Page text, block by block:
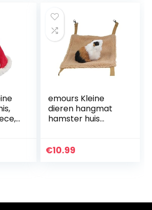
chinchilla,
eekhoorns, egel.
emours Kleine
dieren hangmat
hamster huis
voor muizen
€10.99